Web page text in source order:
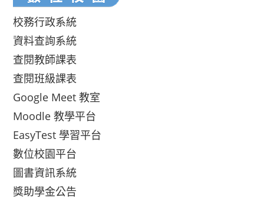
校務行政系統
資料查詢系統
查閱教師課表
查閱班級課表
Google Meet 教室
Moodle 教學平台
EasyTest 學習平台
數位校園平台
圖書資訊系統
獎助學金公告